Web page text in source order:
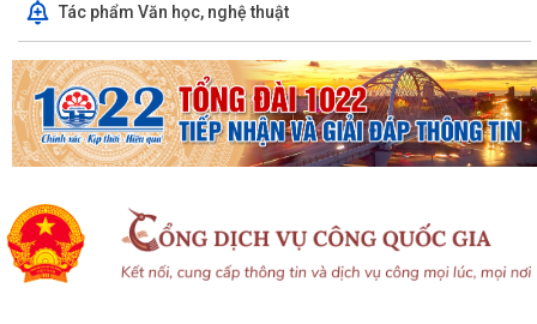
Tác phẩm Văn học, nghệ thuật